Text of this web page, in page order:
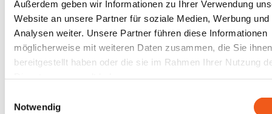
Außerdem geben wir Informationen zu Ihrer Verwendung
Website an unsere Partner für soziale Medien, Werbung und
Analysen weiter. Unsere Partner führen diese Informationen
möglicherweise mit weiteren Daten zusammen, die Sie ihnen
bereitgestellt haben oder die sie im Rahmen Ihrer Nutzung
Notwendig